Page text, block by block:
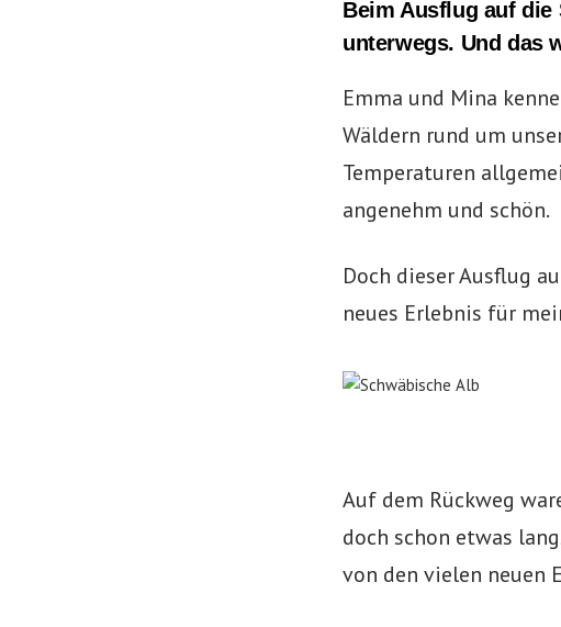
Beim Ausflug auf
unterwegs. Und das
Emma und Mina
Wäldern rund um
Temperaturen
angenehm und schön.
Doch dieser Ausflug
neues Erlebnis für
Auf dem Rückweg
doch schon etwas
von den vielen neuen